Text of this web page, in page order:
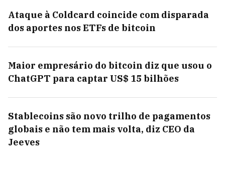
Ataque à Coldcard coincide com disparada
dos aportes nos ETFs de bitcoin
Maior empresário do bitcoin diz que usou o
ChatGPT para captar US$ 15 bilhões
Stablecoins são novo trilho de pagamentos
globais e não tem mais volta, diz CEO da
Jeeves